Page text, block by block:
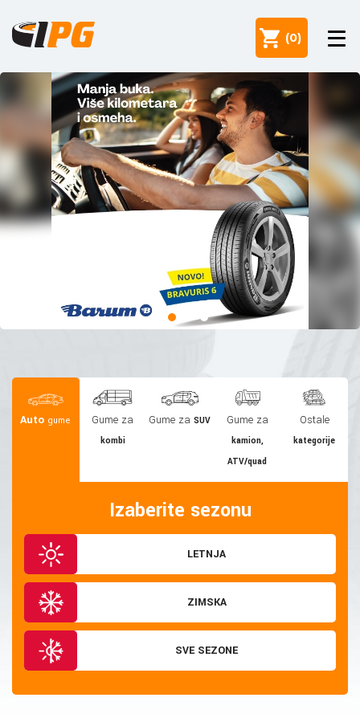
(0)
Auto gume Gume za
kombi
Gume zaSUV Gume za
kamion,
ATV/quad
Ostale
kategorije
Izaberite sezonu
LETNJA
ZIMSKA
SVE SEZONE